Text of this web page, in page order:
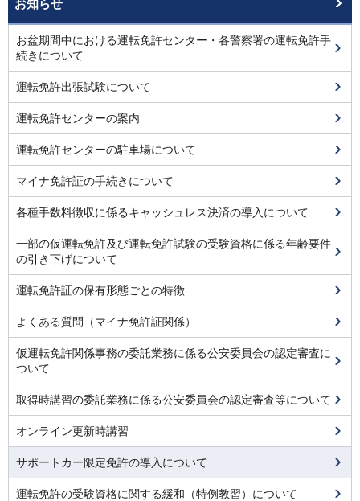
お知らせ
お盆期間中における運転免許センター・各警察署の運転免許手
続きについて
運転免許出張試験について
運転免許センターの案内
運転免許センターの駐車場について
マイナ免許証の手続きについて
各種手数料徴収に係るキャッシュレス決済の導入について
一部の仮運転免許及び運転免許試験の受験資格に係る年齢要件
の引き下げについて
運転免許証の保有形態ごとの特徴
よくある質問（マイナ免許証関係）
仮運転免許関係事務の委託業務に係る公安委員会の認定審査に
ついて
取得時講習の委託業務に係る公安委員会の認定審査等について
オンライン更新時講習
サポートカー限定免許の導入について
運転免許の受験資格に関する緩和（特例教習）について